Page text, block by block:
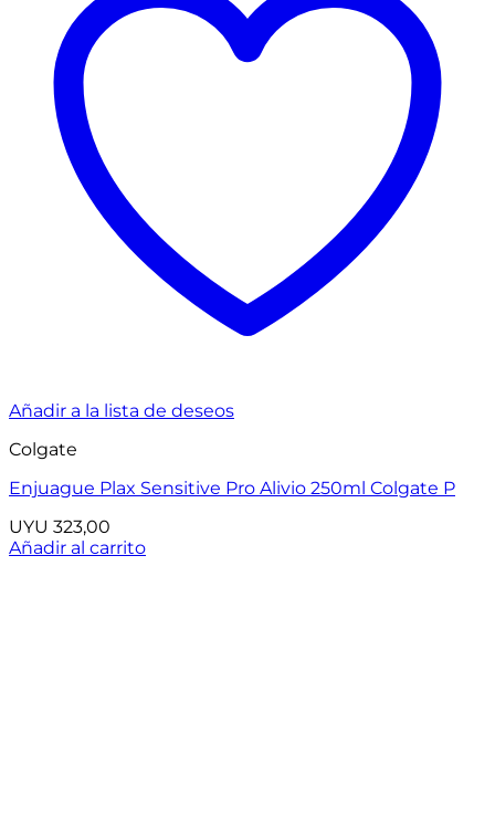
Añadir a la lista de deseos
Colgate
Enjuague Plax Sensitive Pro Alivio 250ml Colgate P
UYU 323,00
Añadir al carrito